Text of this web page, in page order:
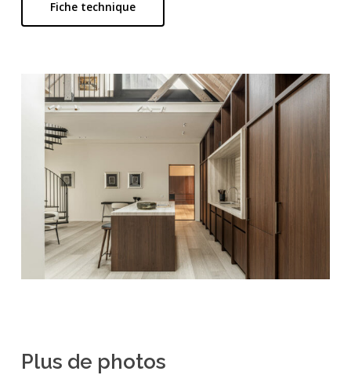
Fiche technique
Plus de photos